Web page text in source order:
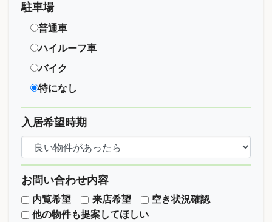
駐車場
普通車
ハイルーフ車
バイク
特になし
入居希望時期
お問い合わせ内容
内覧希望 来店希望
空き状況確認
他の物件も提案してほしい